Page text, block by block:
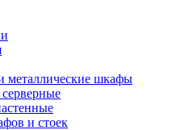
металлические шкафы
и стоек